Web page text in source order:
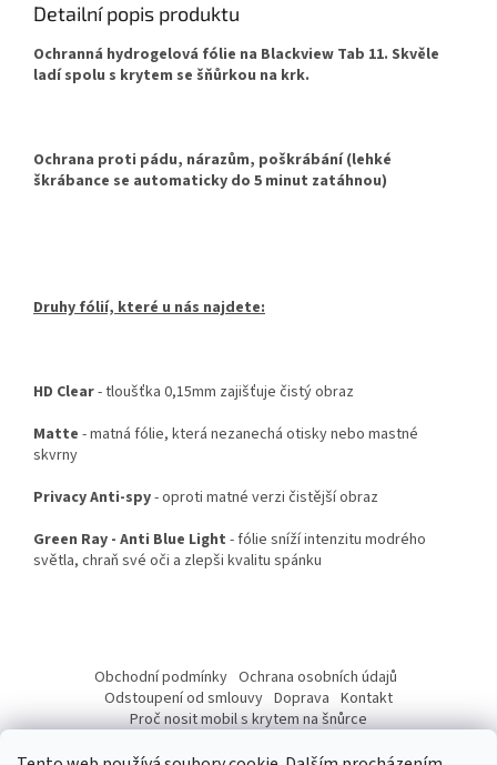
Detailní popis produktu
Ochranná hydrogelová fólie na Blackview Tab 11. Skvěle
ladí spolu s krytem se šňůrkou na krk.
Ochrana proti pádu, nárazům, poškrábání (lehké
škrábance se automaticky do 5 minut zatáhnou)
Druhy fólií, které u nás najdete:
HD Clear- tloušťka 0,15mm zajišťuje čistý obraz
Matte - matná fólie, která nezanechá otisky nebo mastné
skvrny
Privacy Anti-spy- oproti matné verzi čistější obraz
Green Ray - Anti Blue Light - fólie sníží intenzitu modrého
světla, chraň své oči a zlepši kvalitu spánku
a
Obchodní podmínky Ochrana osobních údajů
Odstoupení od smlouvy Doprava Kontakt
Proč nosit mobil s krytem na šnůrce